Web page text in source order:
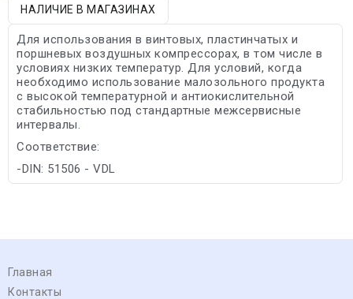
НАЛИЧИЕ В МАГАЗИНАХ
Для использования в винтовых, пластинчатых и
поршневых воздушных компрессорах, в том числе в
условиях низких температур. Для условий, когда
необходимо использование малозольного продукта
с высокой температурной и антиокислительной
стабильностью под стандартные межсервисные
интервалы.
Соответствие:
-DIN: 51506 - VDL
Главная
Контакты